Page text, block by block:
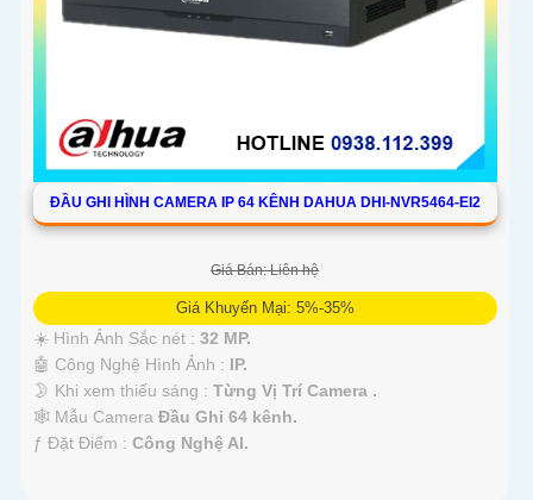
ĐẦU GHI HÌNH CAMERA IP 64 KÊNH DAHUA DHI-NVR5464-EI2
Giá Bán: Liên hệ
Giá Khuyến Mại: 5%-35%
☀️ Hình Ảnh Sắc nét : 32 MP.
🤖️ Công Nghệ Hình Ảnh : IP.
🌛 Khi xem thiếu sáng : Từng Vị Trí Camera .
🕸️ Mẫu Camera Đầu Ghi 64 kênh.
️ƒ Đặt Điểm : Công Nghệ AI.